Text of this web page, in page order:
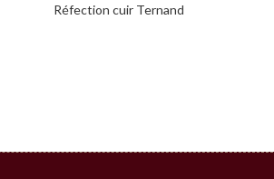
Réfection cuir Ternand